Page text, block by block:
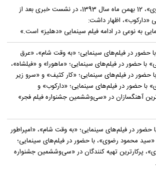
«سید محمود رضوی»، 12 بهمن ماه سال 1393، در نشست خبری بعد از
«دارکوب»، اظهار داشت:
به نوعی در ادامه فیلم سینمایی «دهلیز» است.»
حضور در فیلم‌های سینمایی؛ «به وقت شام»، «عرق
با حضور در فیلم‌های سینمایی؛ «ماهورا» و «فیلشاه»،
حضور در فیلم‌های سینمایی؛ «کار کثیف» و «سرو زیر
با حضور در فیلم‌های سینمایی؛ «دارکوب» و
آهنگسازان در «سی‌و‌ششمین جشنواره فیلم فجر»
حضور در فیلم‌های سینمایی؛ «به وقت شام»، «امپراطور
محمود رضوی»، با حضور در فیلم‌های سینمایی؛
پرکارترین تهیه کنندگان در «سی‌و‌ششمین جشنواره